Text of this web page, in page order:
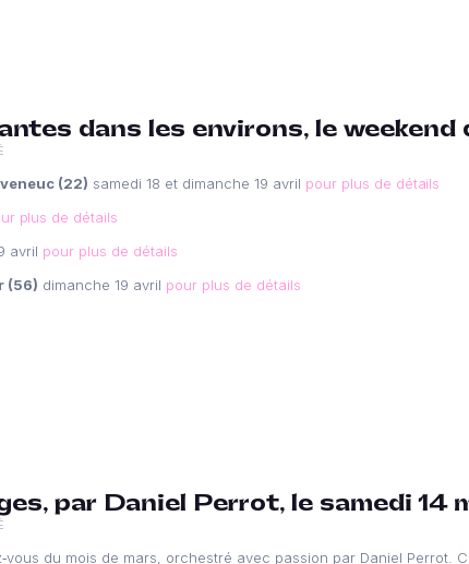
dans les environs, le weekend
(22) samedi 18 et dimanche 19 avril pour plus de détails
plus de détails
avril pour plus de détails
(56) dimanche 19 avril pour plus de détails
par Daniel Perrot, le samedi 14
du mois de mars, orchestré avec passion par Daniel Perrot.